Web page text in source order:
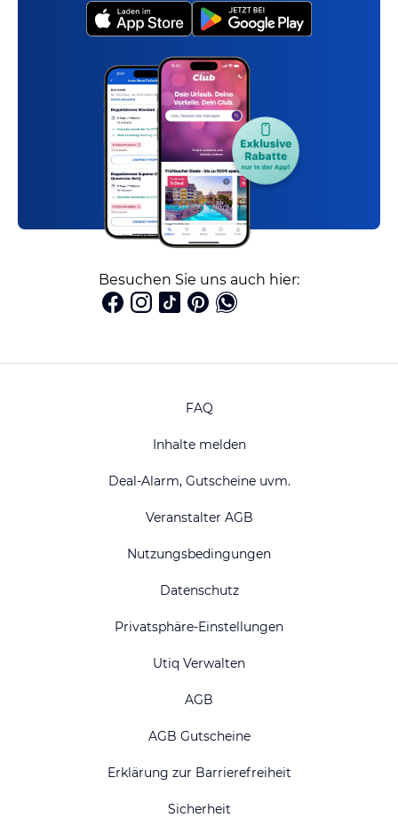
Besuchen Sie uns auch hier:
FAQ
Inhalte melden
Deal-Alarm, Gutscheine uvm.
Veranstalter AGB
Nutzungsbedingungen
Datenschutz
Privatsphäre-Einstellungen
Utiq Verwalten
AGB
AGB Gutscheine
Erklärung zur Barrierefreiheit
Sicherheit